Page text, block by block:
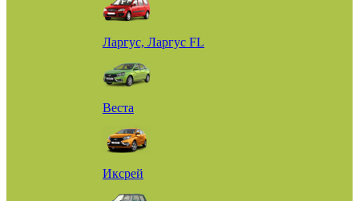
Ларгус, Ларгус FL
Веста
Иксрей